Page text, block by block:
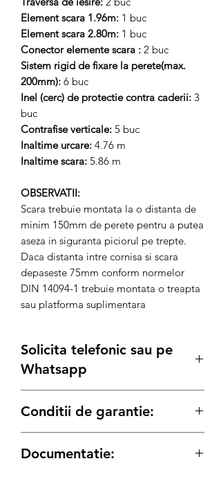
Element scara 1.96m: 1 buc
Element scara 2.80m: 1 buc
Conector elemente scara : 2 buc
Sistem rigid de fixare la perete(max.
200mm): 6 buc
Inel (cerc) de protectie contra caderii: 3
buc
Contrafise verticale: 5 buc
Inaltime urcare: 4.76 m
Inaltime scara: 5.86 m
OBSERVATII:
Scara trebuie montata la o distanta de
minim 150mm de perete pentru a putea
aseza in siguranta piciorul pe trepte.
Daca distanta intre cornisa si scara
depaseste 75mm conform normelor
DIN 14094-1 trebuie montata o treapta
sau platforma suplimentara
Solicita telefonic sau pe
Whatsapp
Conditii de garantie:
este conform legii de:
Documentatie: